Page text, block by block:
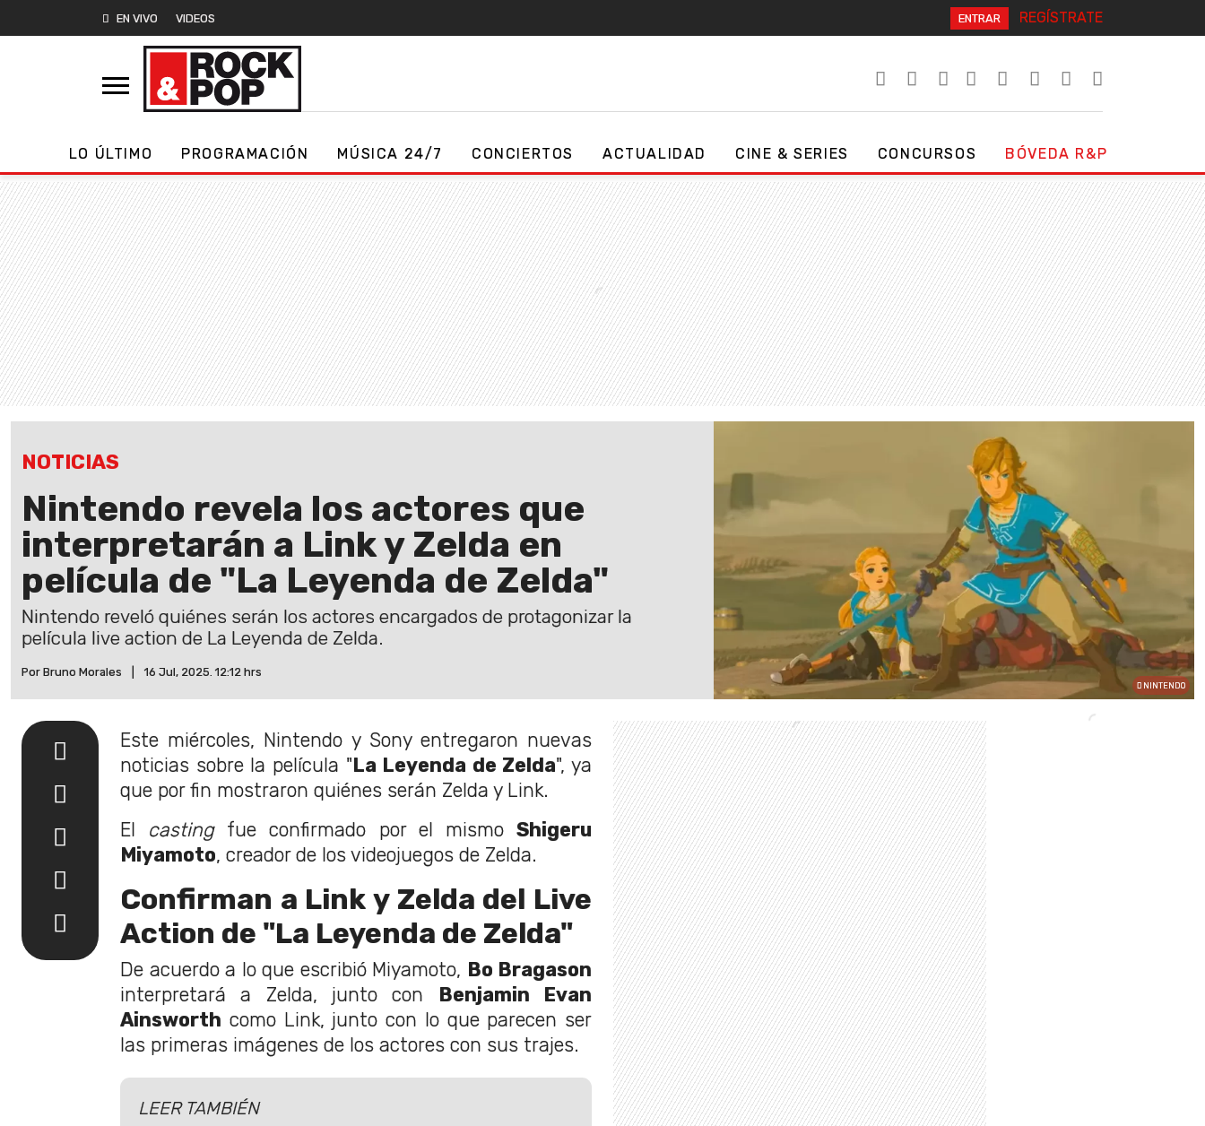
EN VIVO VIDEOS ENTRAR REGÍSTRATE
LO ÚLTIMO PROGRAMACIÓN MÚSICA 24/7 CONCIERTOS ACTUALIDAD CINE & SERIES CONCURSOS BÓVEDA R&P
NOTICIAS
Nintendo revela los actores que
interpretarán a Link y Zelda en
película de "La Leyenda de Zelda"
Nintendo reveló quiénes serán los actores encargados de protagonizar la
película live action de La Leyenda de Zelda.
Por Bruno Morales 16 Jul, 2025. 12:12 hrs
NINTENDO
Este miércoles, Nintendo y Sony entregaron nuevas
noticias sobre la película "La Leyenda de Zelda", ya
que por fin mostraron quiénes serán Zelda y Link.
El castingfue confirmado por el mismoShigeru
Miyamoto, creador de los videojuegos de Zelda.
Confirman a Link y Zelda del Live
Action de "La Leyenda de Zelda"
De acuerdo a lo que escribió Miyamoto, Bo Bragason
interpretará a Zelda, junto con Benjamin Evan
Ainsworth como Link, junto con lo que parecen ser
las primeras imágenes de los actores con sus trajes.
LEER TAMBIÉN